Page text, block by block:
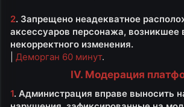
2. Запрещено неадекватное
аксессуаров персонажа, возникшее
некорректного изменения.
Деморган 60 минут.
IV. Модерация
1. Администрация вправе выносить